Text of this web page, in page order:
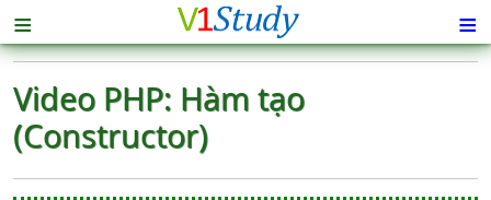
≡ ≡
Video PHP: Hàm tạo
(Constructor)